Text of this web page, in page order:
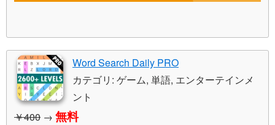
Word Search Daily PRO
カテゴリ: ゲーム, 単語, エンターテインメ
ント
￥400 → 無料